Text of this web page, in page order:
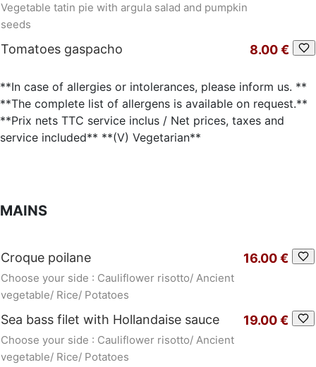
Vegetable tatin pie with argula salad and pumpkin
seeds
Tomatoes gaspacho 8.00 €
**In case of allergies or intolerances, please inform us. **
**The complete list of allergens is available on request.**
**Prix nets TTC service inclus / Net prices, taxes and
service included** **(V) Vegetarian**
MAINS
Croque poilane
Choose your side : Cauliflower risotto/ Ancient
vegetable/ Rice/ Potatoes
16.00 €
Sea bass filet with Hollandaise sauce
Choose your side : Cauliflower risotto/ Ancient
vegetable/ Rice/ Potatoes
19.00 €